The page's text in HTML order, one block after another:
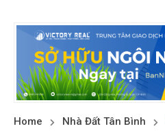
Home Nhà Đất Tân Bình